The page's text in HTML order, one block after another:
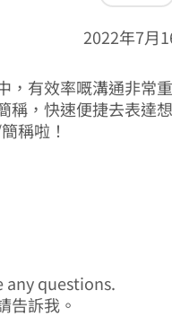
2022年7月
，有效率嘅溝通非常
稱，快速便捷去表達
稱啦！
any questions.
告訴我。